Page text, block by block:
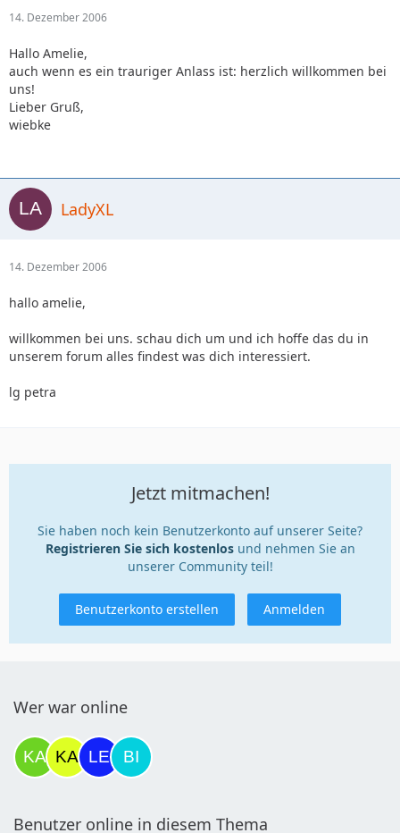
14. Dezember 2006
Hallo Amelie,
auch wenn es ein trauriger Anlass ist: herzlich willkommen bei
uns!
Lieber Gruß,
wiebke
LadyXL
14. Dezember 2006
hallo amelie,
willkommen bei uns. schau dich um und ich hoffe das du in
unserem forum alles findest was dich interessiert.
lg petra
Jetzt mitmachen!
Sie haben noch kein Benutzerkonto auf unserer Seite?
Registrieren Sie sich kostenlosund nehmen Sie an
unserer Community teil!
Benutzerkonto erstellen Anmelden
Wer war online
Benutzer online in diesem Thema